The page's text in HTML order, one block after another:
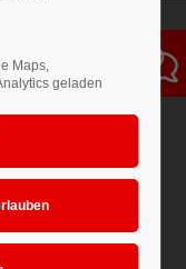
, Anlagen- und
mit kompetentem
Maps,
geladen